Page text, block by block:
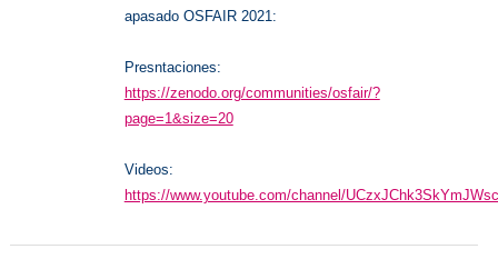
apasado OSFAIR 2021:
Presntaciones:
https://zenodo.org/communities/osfair/?
page=1&size=20
Videos:
https://www.youtube.com/channel/